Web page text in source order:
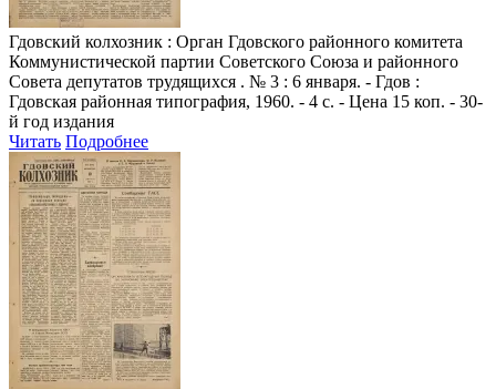
Гдовский колхозник : Орган Гдовского районного комитета
Коммунистической партии Советского Союза и районного
Совета депутатов трудящихся . № 3 : 6 января. - Гдов :
Гдовская районная типография, 1960. - 4 с. - Цена 15 коп. - 30-
й год издания
Читать Подробнее